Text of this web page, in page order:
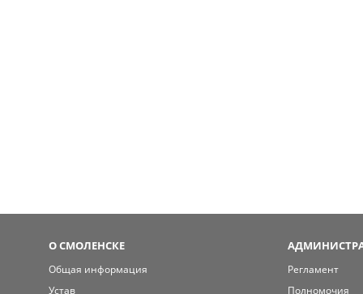
О СМОЛЕНСКЕ
Общая информация
Устав
Регламент
Полномочия